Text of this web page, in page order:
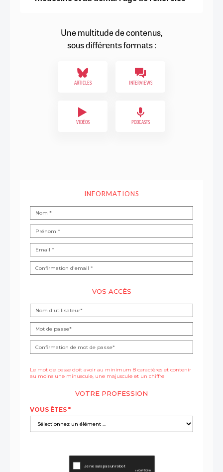
Une multitude de contenus,
sous différents formats :
ARTICLES INTERVIEWS
VIDÉOS PODCASTS